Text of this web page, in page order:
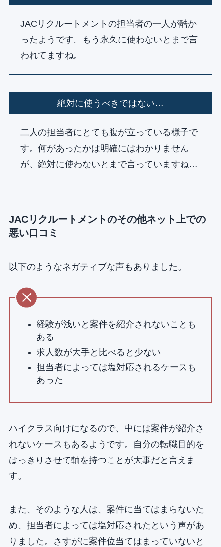
JACリクルートメントの担当者の一人が酷か
ったようです。もう永久に使わないとまで言
われてますね。
絶対に使うべきではない…
二人の担当者にとても腹が立っている様子で
す。何があったかは明確にはわかりません
が、絶対に使わないとまで言っていますね…
JACリクルートメントのその他ネット上での
悪い口コミ
以下のようなネガティブな声もありました。
経験が浅いと案件を紹介されないことも
ある
求人数が大手と比べると少ない
担当者によっては塩対応されるケースも
あった
ハイクラス向けになるので、中には案件が紹介さ
れないケースもあるようです。自分の転職目的を
はっきりさせて軸を持つことが大事だと言えま
す。
また、そのような人は、案件に当てはまらないた
め、担当者によっては塩対応されたという声があ
りました。さすがに案件位当てはまっていないと